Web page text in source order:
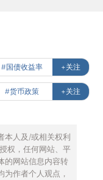
#国债收益率 +关注
#货币政策 +关注
本人及/或相关权利
权，任何网站、平
的网站信息内容转
作者个人观点，